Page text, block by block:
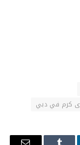
كرم في دبي